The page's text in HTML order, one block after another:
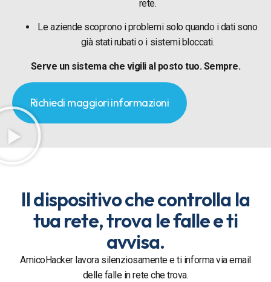
rete.
Le aziende scoprono i problemi solo quando i dati sono
già stati rubati o i sistemi bloccati.
Serve un sistema che vigili al posto tuo. Sempre.
Richiedi maggiori informazioni
Il dispositivo che controlla la
tua rete, trova le falle e ti
avvisa.
AmicoHacker lavora silenziosamente e ti informa via email
delle falle in rete che trova.